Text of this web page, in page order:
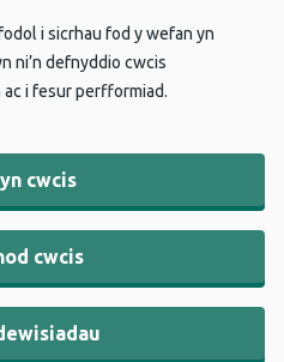
i sicrhau fod y wefan yn
ni’n defnyddio cwcis
i fesur perfformiad.
cwcis
cwcis